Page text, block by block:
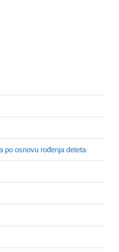
po osnovu rođenja deteta